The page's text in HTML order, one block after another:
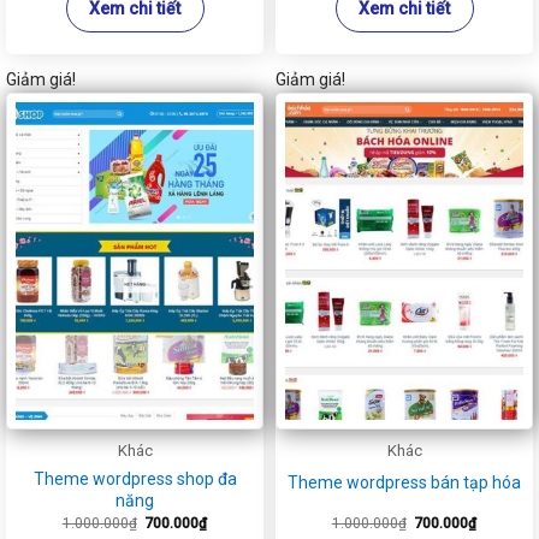
Xem chi tiết Xem chi tiết
Giảm giá!
Khác
Theme wordpress shop đa
năng
1.000.000₫ Giá
700.000₫Giá
hiện
Giảm giá!
Khác
Theme wordpress bán tạp hóa
1.000.000₫ Giá
700.000₫Giá
hiện